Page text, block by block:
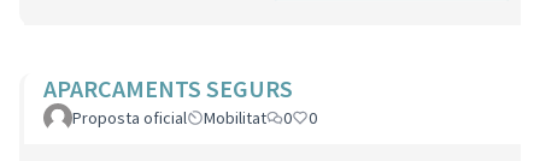
APARCAMENTS SEGURS
Proposta oficial Mobilitat 0 0